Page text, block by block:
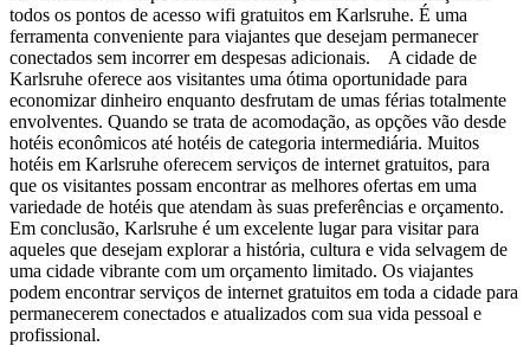
todos os pontos de acesso wifi gratuitos em Karlsruhe. É uma
ferramenta conveniente para viajantes que desejam permanecer
conectados sem incorrer em despesas adicionais. A cidade de
Karlsruhe oferece aos visitantes uma ótima oportunidade para
economizar dinheiro enquanto desfrutam de umas férias totalmente
envolventes. Quando se trata de acomodação, as opções vão desde
hotéis econômicos até hotéis de categoria intermediária. Muitos
hotéis em Karlsruhe oferecem serviços de internet gratuitos, para
que os visitantes possam encontrar as melhores ofertas em uma
variedade de hotéis que atendam às suas preferências e orçamento.
Em conclusão, Karlsruhe é um excelente lugar para visitar para
aqueles que desejam explorar a história, cultura e vida selvagem de
uma cidade vibrante com um orçamento limitado. Os viajantes
podem encontrar serviços de internet gratuitos em toda a cidade para
permanecerem conectados e atualizados com sua vida pessoal e
profissional.